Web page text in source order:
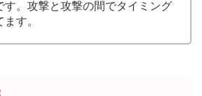
す。攻撃と攻撃の間でタイミング
す。